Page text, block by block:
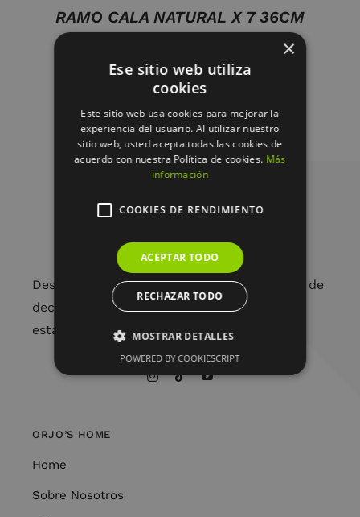
RAMO CALA NATURAL X 7 36CM
BLANCO
Desde arreglos florales únicos hasta piezas de
decoración cuidadosamente seleccionadas,
estamos aquí para embellecer tu vida.
ORJO’S HOME
Home
Sobre Nosotros
×
Ese sitio web utiliza
cookies
Este sitio web usa cookies para mejorar la
experiencia del usuario. Al utilizar nuestro
sitio web, usted acepta todas las cookies de
acuerdo con nuestra Política de cookies. Más
información
COOKIES DE RENDIMIENTO
ACEPTAR TODO
RECHAZAR TODO
MOSTRAR DETALLES
POWERED BY COOKIESCRIPT